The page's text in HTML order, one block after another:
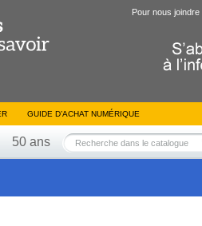
Pour nous joindre
GUIDE D’ACHAT NUMÉRIQUE
50 ans